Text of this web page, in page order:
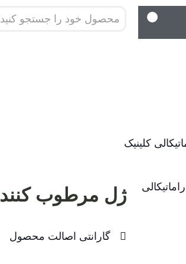
کلینیک
ژل مرطوب
گارانتی اصالت محصول